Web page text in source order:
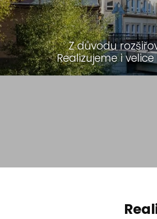
Z důvodu
Realizujeme i